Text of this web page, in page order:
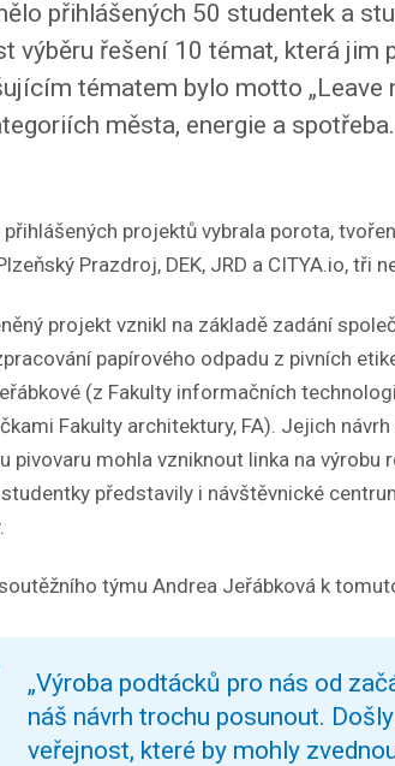
přihlášených 50 studentek a
výběru řešení 10 témat, která jim
tématem bylo motto „Leave
města, energie a spotřeba.
přihlášených projektů vybrala porota,
Prazdroj, DEK, JRD a CITYA.io, tři
projekt vznikl na základě zadání
papírového odpadu z pivních
(z Fakulty informačních
Fakulty architektury, FA). Jejich
pivovaru mohla vzniknout linka na
představily i návštěvnické
týmu Andrea Jeřábková k
„Výroba podtácků pro nás od
náš návrh trochu posunout.
veřejnost, které by mohly